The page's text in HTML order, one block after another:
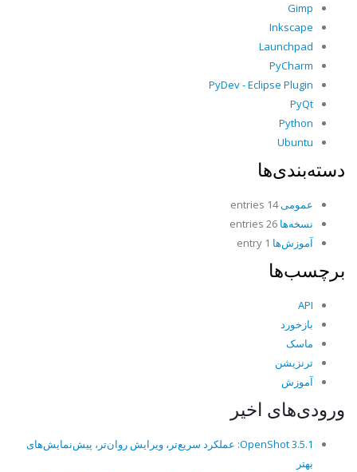
Gimp
Inkscape
Launchpad
PyCharm
PyDev - Eclipse Plugin
PyQt
Python
Ubuntu
دسته‌بندی‌ها
عمومی14 entries
نسخه‌ها
آموزش‌ها
برچسب‌ها
API
بازخورد
ماسک
ترنزیشن
آموزش
ورودی‌های اخیر
OpenShot 3.5.1: عملکرد سریع‌تر، ویرایش روان‌تر، پیش‌نمایش‌های
بهتر